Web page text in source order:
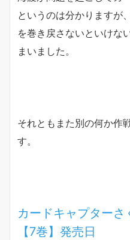
というのは分かりますが
を巻き戻さないといけな
まいました。
それともまた別の何か作
す。
カードキャプター
【7巻】発売日